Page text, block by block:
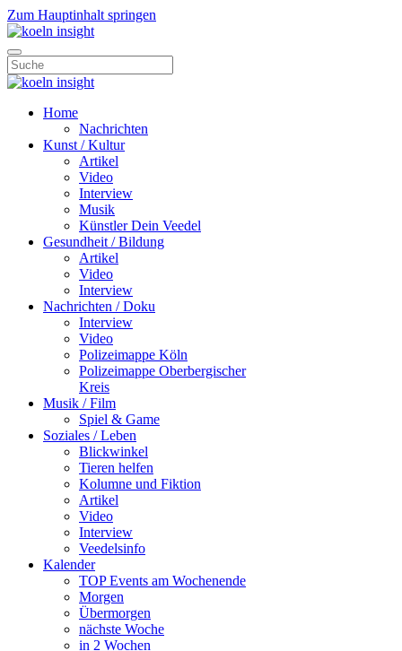
Zum Hauptinhalt springen
Home
Nachrichten
Kunst / Kultur
Artikel
Video
Interview
Musik
Künstler Dein Veedel
Gesundheit / Bildung
Artikel
Video
Interview
Nachrichten / Doku
Interview
Video
Polizeimappe Köln
Polizeimappe Oberbergischer
Kreis
Musik / Film
Spiel & Game
Soziales / Leben
Blickwinkel
Tieren helfen
Kolumne und Fiktion
Artikel
Video
Interview
Veedelsinfo
Kalender
TOP Events am Wochenende
Morgen
Übermorgen
nächste Woche
in 2 Wochen